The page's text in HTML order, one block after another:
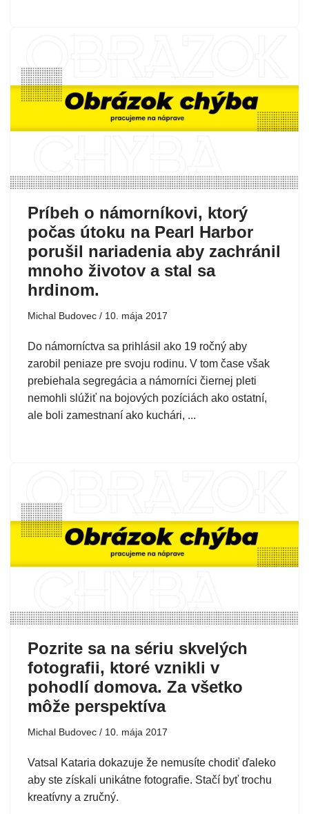
Príbeh o námorníkovi, ktorý
počas útoku na Pearl Harbor
porušil nariadenia aby zachránil
mnoho životov a stal sa
hrdinom.
Michal Budovec 10. mája 2017
Do námorníctva sa prihlásil ako 19 ročný aby
zarobil peniaze pre svoju rodinu. V tom čase však
prebiehala segregácia a námorníci čiernej pleti
nemohli slúžiť na bojových pozíciách ako ostatní,
ale boli zamestnaní ako kuchári, ...
Pozrite sa na sériu skvelých
fotografii, ktoré vznikli v
pohodlí domova. Za všetko
môže perspektíva
Michal Budovec 10. mája 2017
Vatsal Kataria dokazuje že nemusíte chodiť ďaleko
aby ste získali unikátne fotografie. Stačí byť trochu
kreatívny a zručný.